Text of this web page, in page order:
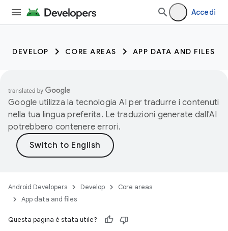
Accedi
DEVELOP CORE AREAS APP DATA AND FILES
Google utilizza la tecnologia AI per tradurre i contenuti
nella tua lingua preferita. Le traduzioni generate dall'AI
potrebbero contenere errori.
Android Developers Develop
Core areas
App data and files
Questa pagina è stata utile?